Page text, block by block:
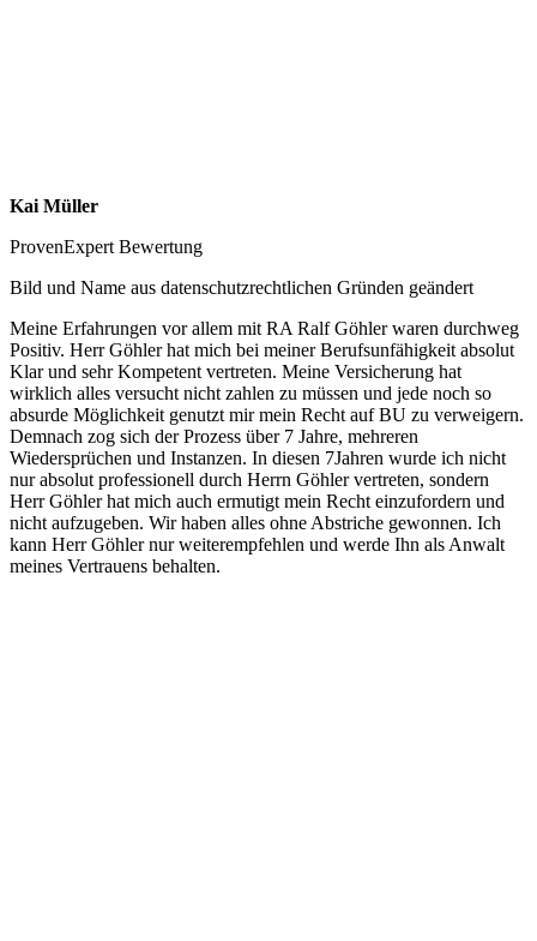
Kai Müller
ProvenExpert Bewertung
Bild und Name aus datenschutzrechtlichen Gründen geändert
Meine Erfahrungen vor allem mit RA Ralf Göhler waren durchweg
Positiv. Herr Göhler hat mich bei meiner Berufsunfähigkeit absolut
Klar und sehr Kompetent vertreten. Meine Versicherung hat
wirklich alles versucht nicht zahlen zu müssen und jede noch so
absurde Möglichkeit genutzt mir mein Recht auf BU zu verweigern.
Demnach zog sich der Prozess über 7 Jahre, mehreren
Wiedersprüchen und Instanzen. In diesen 7Jahren wurde ich nicht
nur absolut professionell durch Herrn Göhler vertreten, sondern
Herr Göhler hat mich auch ermutigt mein Recht einzufordern und
nicht aufzugeben. Wir haben alles ohne Abstriche gewonnen. Ich
kann Herr Göhler nur weiterempfehlen und werde Ihn als Anwalt
meines Vertrauens behalten.